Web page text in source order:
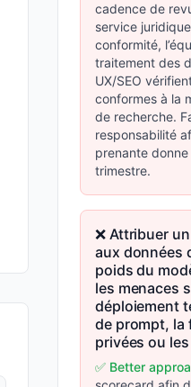
cadence de
service
conformité,
traitement des
UX/SEO
conformes à la
de recherche.
responsabilité
prenante
trimestre.
❌ Attribuer
aux données
poids du
les menaces
déploiement
de prompt, la
privées ou
✅ Better